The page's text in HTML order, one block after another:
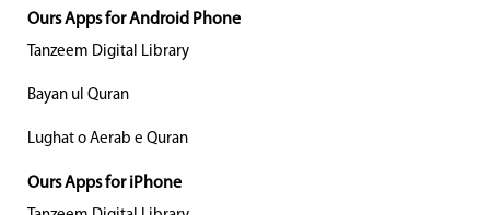
Ours Apps for Android Phone
Tanzeem Digital Library
Bayan ul Quran
Lughat o Aerab e Quran
Ours Apps for iPhone